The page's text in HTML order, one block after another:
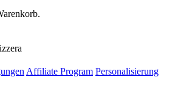
Affiliate Program Personalisierung